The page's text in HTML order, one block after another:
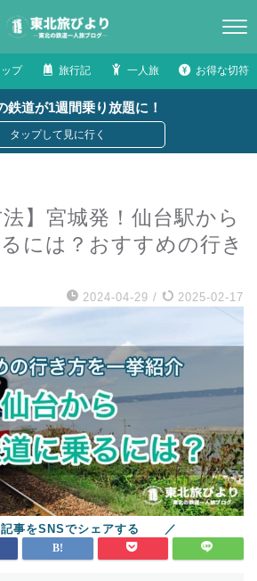
プ 旅行記 一人旅 お得な切符
鉄道が1週間乗り放題に！
法】宮城発！仙台駅から
には？おすすめの行き
2024-04-29 / 2025-02-17